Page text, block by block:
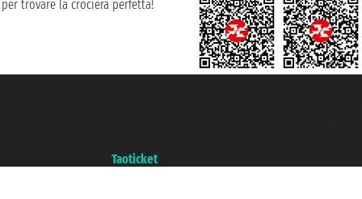
per trovare la crociera perfetta!
Taoticket